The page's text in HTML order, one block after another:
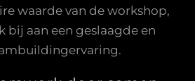
waarde van de workshop,
bij aan een geslaagde en